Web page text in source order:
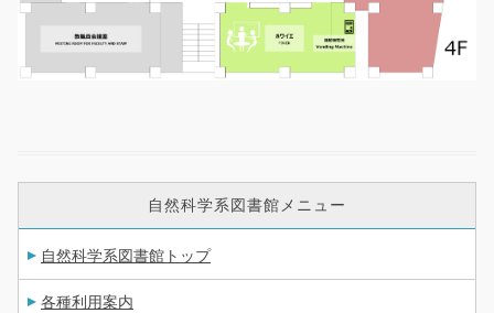
自然科学系図書館メニュー
自然科学系図書館トップ
各種利用案内